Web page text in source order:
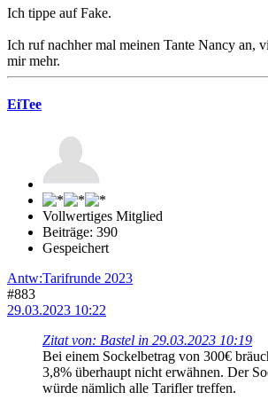
Ich tippe auf Fake.
Ich ruf nachher mal meinen Tante Nancy an,
mir mehr.
EiTee
Vollwertiges Mitglied
Beiträge: 390
Gespeichert
Antw:Tarifrunde 2023
#883
29.03.2023 10:22
Zitat von: Bastel in 29.03.2023 10:19
Bei einem Sockelbetrag von 300€
3,8% überhaupt nicht erwähnen. Der
würde nämlich alle Tarifler treffen.